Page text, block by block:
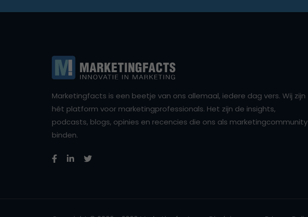
Marketingfacts is een beetje van ons allemaal, iedere dag vers. Wij zijn
hét platform voor marketingprofessionals. Het zijn de insights,
podcasts, blogs, opinies en recencies die ons als marketingcommunity
binden.